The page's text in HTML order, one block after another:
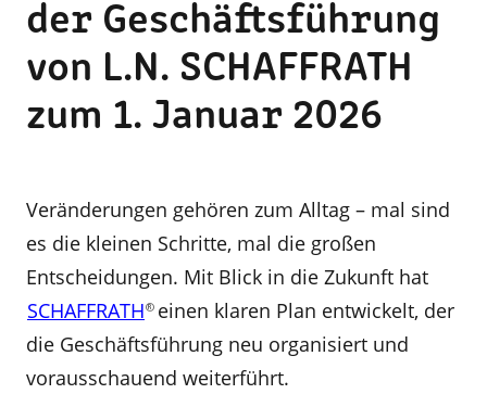
der Geschäftsführung
von L.N. SCHAFFRATH
zum 1. Januar 2026
Veränderungen gehören zum Alltag – mal sind
es die kleinen Schritte, mal die großen
Entscheidungen. Mit Blick in die Zukunft hat
SCHAFFRATH® einen klaren Plan entwickelt, der
die Geschäftsführung neu organisiert und
vorausschauend weiterführt.